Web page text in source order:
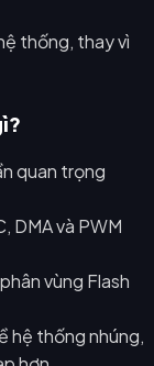
thống, thay vì
quan trọng
DMA và PWM
vùng Flash
hệ thống nhúng,